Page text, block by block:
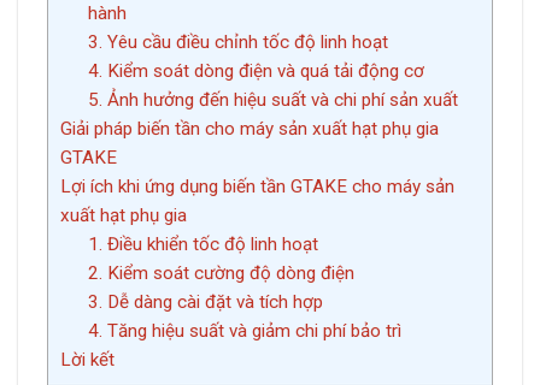
hành
3. Yêu cầu điều chỉnh tốc độ linh hoạt
4. Kiểm soát dòng điện và quá tải động cơ
5. Ảnh hưởng đến hiệu suất và chi phí sản xuất
Giải pháp biến tần cho máy sản xuất hạt phụ gia
GTAKE
Lợi ích khi ứng dụng biến tần GTAKE cho máy sản
xuất hạt phụ gia
1. Điều khiển tốc độ linh hoạt
2. Kiểm soát cường độ dòng điện
3. Dễ dàng cài đặt và tích hợp
4. Tăng hiệu suất và giảm chi phí bảo trì
Lời kết